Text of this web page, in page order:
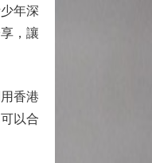
年深
，讓
香港
以合